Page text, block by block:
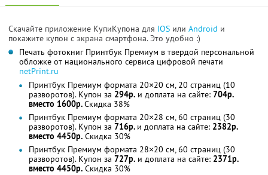
Скачайте приложение КупиКупона для IOS или Android и
покажите купон с экрана смартфона. Это удобно :)
Печать фотокниг Принтбук Премиум в твердой персональной
обложке от национального сервиса цифровой печати
netPrint.ru
Принтбук Премиум формата 20×20 см, 20 страниц (10
разворотов). Купон за 294р. и доплата на сайте: 704р.
вместо 1600р.Скидка 38%
Принтбук Премиум формата 20×28 см, 60 страниц (30
разворотов). Купон за 716р. и доплата на сайте: 2382р.
вместо 4450р. Скидка 30%
Принтбук Премиум формата 28×20 см, 60 страниц (30
разворотов). Купон за 727р. и доплата на сайте: 2371р.
вместо 4450р. Скидка 30%